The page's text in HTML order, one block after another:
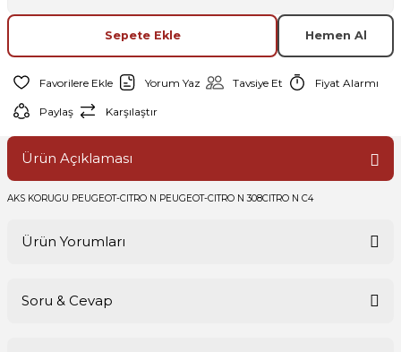
Sepete Ekle Hemen Al
Yorum Yaz Tavsiye Et Fiyat Alarmı
Paylaş Karşılaştır
Ürün Açıklaması
AKS KORUGU PEUGEOT-CITRO N PEUGEOT-CITRO N 308CITRO N C4
Ürün Yorumları
Soru & Cevap